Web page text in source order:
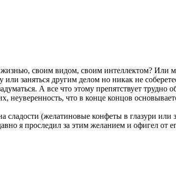
своим видом, своим интеллектом? Или
или заняться другим делом но никак не
А все что этому препятствует трудно
неуверенность, что в конце концов
сладости (желатиновые конфеты в глазури
я проследил за этим желанием и офигел от